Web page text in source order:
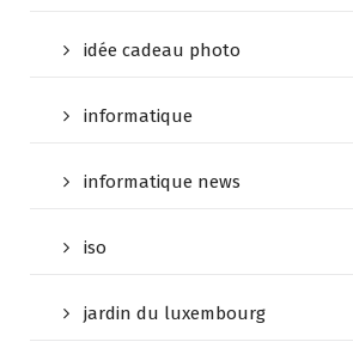
idée cadeau photo
informatique
informatique news
iso
jardin du luxembourg